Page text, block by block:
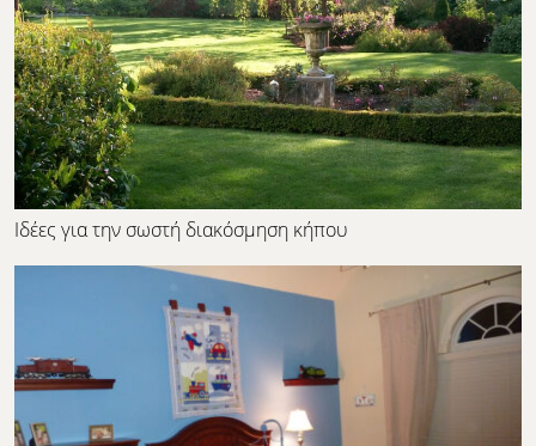
Ιδέες για την σωστή διακόσμηση κήπου